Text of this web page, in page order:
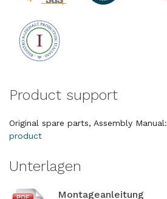
Product support
Original spare parts, Assembly Manual:
product
Unterlagen
Montageanleitung